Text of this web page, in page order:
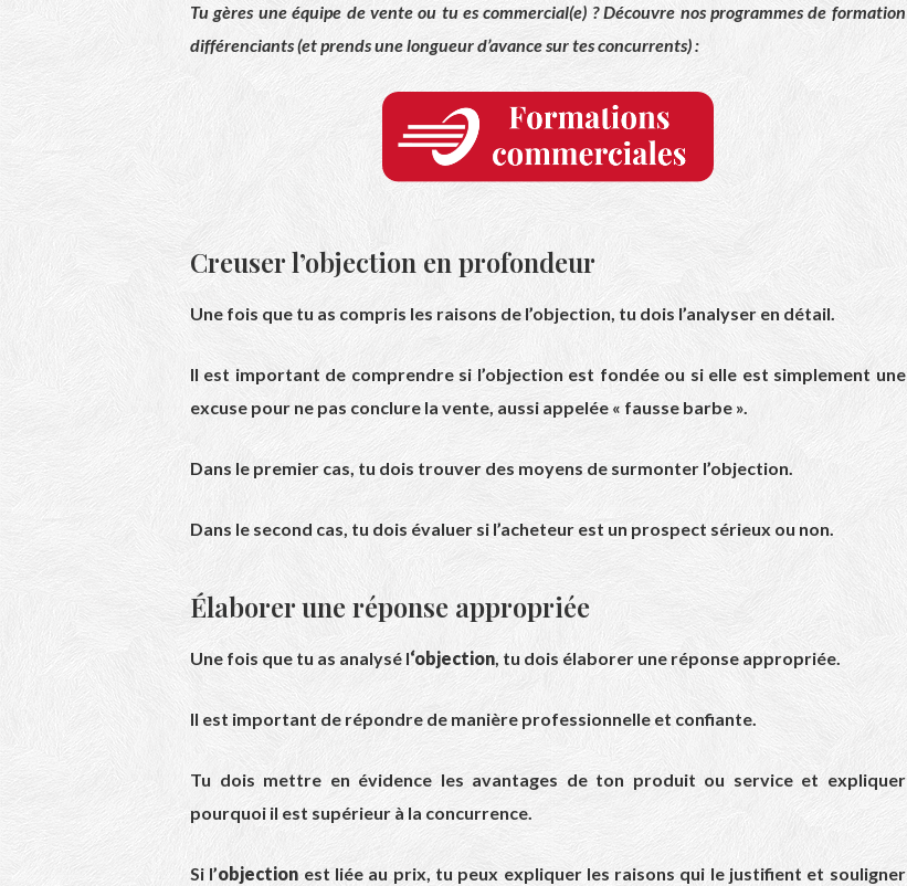
Tu gères une équipe de vente ou tu es commercial(e) ? Découvre nos programmes de formation
différenciants (et prends une longueur d’avance sur tes concurrents) :
Creuser l’objection en profondeur
Une fois que tu as compris les raisons de l’objection, tu dois l’analyser en détail.
Il est important de comprendre si l’objection est fondée ou si elle est simplement une
excuse pour ne pas conclure la vente, aussi appelée « fausse barbe ».
Dans le premier cas, tu dois trouver des moyens de surmonter l’objection.
Dans le second cas, tu dois évaluer si l’acheteur est un prospect sérieux ou non.
Élaborer une réponse appropriée
Une fois que tu as analysé l‘objection, tu dois élaborer une réponse appropriée.
Il est important de répondre de manière professionnelle et confiante.
Tu dois mettre en évidence les avantages de ton produit ou service et expliquer
pourquoi il est supérieur à la concurrence.
Si l’objection est liée au prix, tu peux expliquer les raisons qui le justifient et souligner